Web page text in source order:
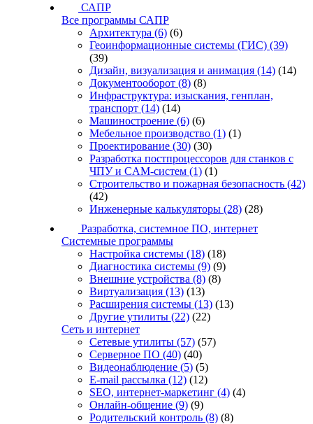
САПР
Все программы САПР
Архитектура (6) (6)
Геоинформационные системы (ГИС) (39)
(39)
Дизайн, визуализация и анимация (14) (14)
Документооборот (8) (8)
Инфраструктура: изыскания, генплан,
транспорт (14) (14)
Машиностроение (6) (6)
Мебельное производство (1) (1)
Проектирование (30) (30)
Разработка постпроцессоров для станков с
ЧПУ и CAM-систем (1) (1)
Строительство и пожарная безопасность (42)
(42)
Инженерные калькуляторы (28) (28)
Разработка, системное ПО, интернет
Системные программы
Настройка системы (18) (18)
Диагностика системы (9) (9)
Внешние устройства (8) (8)
Виртуализация (13) (13)
Расширения системы (13) (13)
Другие утилиты (22) (22)
Сеть и интернет
Сетевые утилиты (57) (57)
Серверное ПО (40) (40)
Видеонаблюдение (5) (5)
E-mail рассылка (12) (12)
SEO, интернет-маркетинг (4) (4)
Онлайн-общение (9) (9)
Родительский контроль (8) (8)